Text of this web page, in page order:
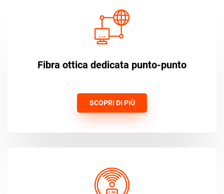
Fibra ottica dedicata punto-punto
SCOPRI DI PIÙ